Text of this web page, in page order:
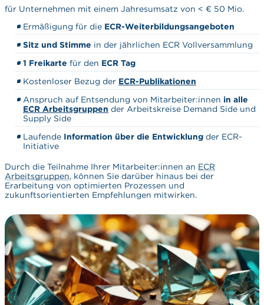
für Unternehmen mit einem Jahresumsatz von < € 50 Mio.
Ermäßigung für die ECR-Weiterbildungsangeboten
Sitz und Stimme in der jährlichen ECR Vollversammlung
1 Freikarte für den ECR Tag
Kostenloser Bezug der ECR-Publikationen
Anspruch auf Entsendung von Mitarbeiter:innen in alle
ECR Arbeitsgruppen der Arbeitskreise Demand Side und
Supply Side
Laufende Information über die Entwicklung der ECR-
Initiative
Durch die Teilnahme Ihrer Mitarbeiter:innen an ECR
Arbeitsgruppen, können Sie darüber hinaus bei der
Erarbeitung von optimierten Prozessen und
zukunftsorientierten Empfehlungen mitwirken.